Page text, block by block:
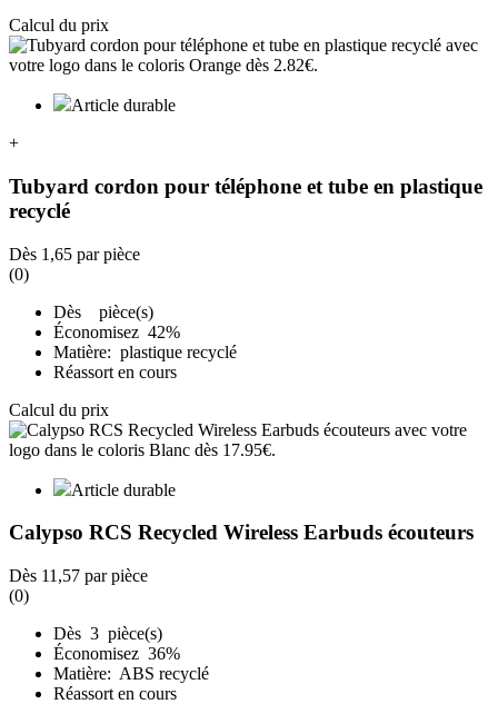
Calcul du prix
Article durable
+
Tubyard cordon pour téléphone et tube en plastique
recyclé
Dès 1,65 par pièce
(0)
Dès pièce(s)
Économisez 42%
Matière: plastique recyclé
Réassort en cours
Calcul du prix
Article durable
Calypso RCS Recycled Wireless Earbuds écouteurs
Dès 11,57 par pièce
(0)
Dès 3 pièce(s)
Économisez 36%
Matière: ABS recyclé
Réassort en cours